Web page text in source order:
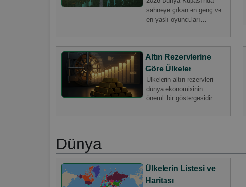
sahneye çıkan en genç ve
en yaşlı oyuncuları
verilerini listeler ve analiz
eden grafikler ile bu
turnuvada kimlerin öne
çıktığını öğrenin.
Altın Rezervlerine
Göre Ülkeler
Ülkelerin altın rezervleri
dünya ekonomisinin
önemli bir göstergesidir.
ülkelerde en yüksek? En
Dünya
Ülkelerin Listesi ve
Haritası